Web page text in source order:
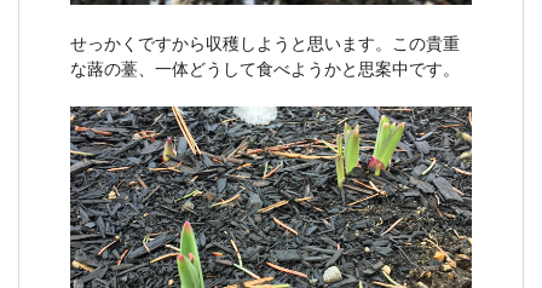
せっかくですから収穫しようと思います。この貴重
な蕗の薹、一体どうして食べようかと思案中です。